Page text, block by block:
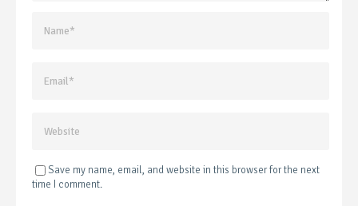
Save my name, email, and website in this browser for the next
time I comment.